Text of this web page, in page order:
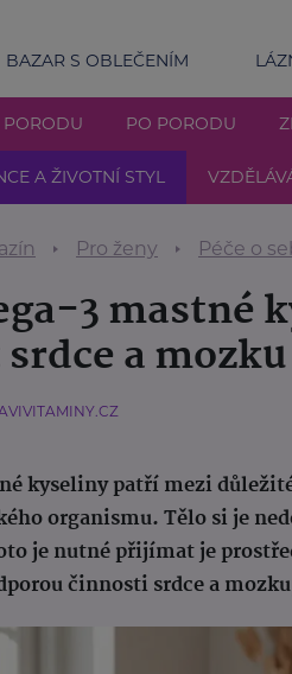
BAZAR S OBLEČENÍM
PO PORODU
A ŽIVOTNÍ STYL
Pro ženy Péče o
3 mastné
a mozku
kyseliny patří mezi
organismu. Tělo si je
je nutné přijímat je
činnosti srdce a